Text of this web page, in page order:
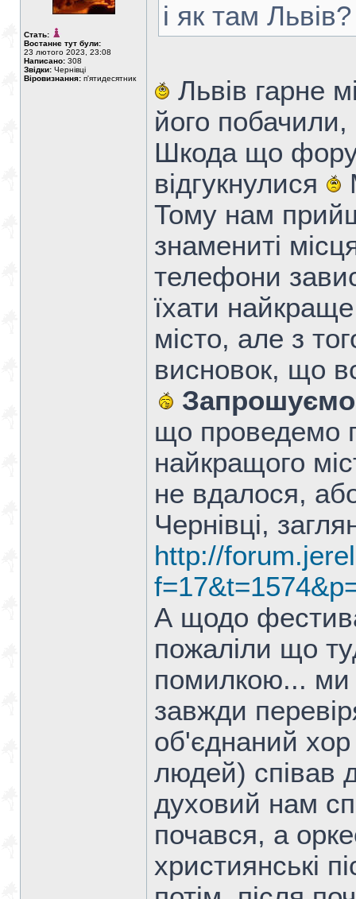
Стать:
Востаннє тут були:
23 лютого 2023, 23:08
Написано: 308
Звідки: Чернівці
Віровизнання: п'ятидесятник
і як там
Львів гарне
його
Шкода що
відгукнулися
Тому нам
знамениті
телефони
їхати
місто, але з
висновок, що
що проведемо
найкращого
не вдалося,
Чернівці,
http://
А щодо
пожаліли що
помилкою... ми
завжди
об'єднаний хор
людей) співав
духовий нам
почався, а
християнські